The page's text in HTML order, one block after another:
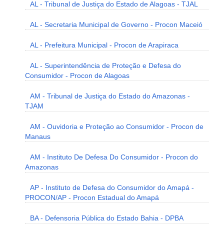
AL - Tribunal de Justiça do Estado de Alagoas - TJAL
AL - Secretaria Municipal de Governo - Procon Maceió
AL - Prefeitura Municipal - Procon de Arapiraca
AL - Superintendência de Proteção e Defesa do
Consumidor - Procon de Alagoas
AM - Tribunal de Justiça do Estado do Amazonas -
TJAM
AM - Ouvidoria e Proteção ao Consumidor - Procon de
Manaus
AM - Instituto De Defesa Do Consumidor - Procon do
Amazonas
AP - Instituto de Defesa do Consumidor do Amapá -
PROCON/AP - Procon Estadual do Amapá
BA - Defensoria Pública do Estado Bahia - DPBA